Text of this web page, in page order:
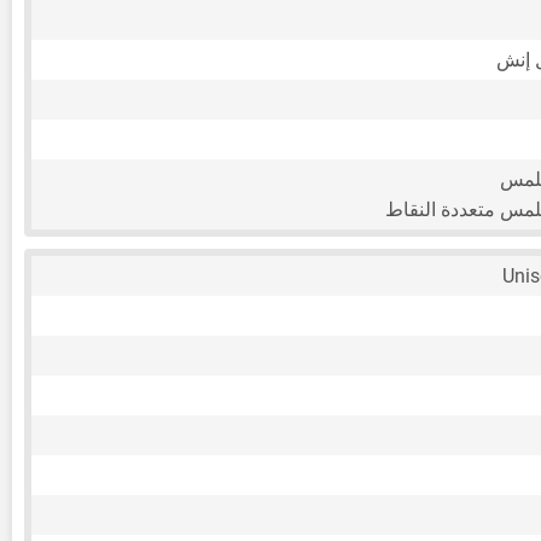
متعددة النقاط